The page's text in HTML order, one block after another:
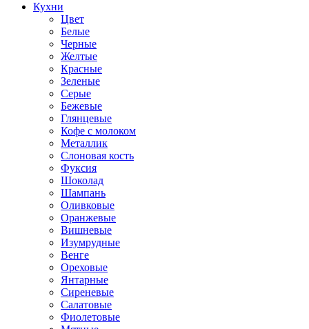
Кухни
Цвет
Белые
Черные
Желтые
Красные
Зеленые
Серые
Бежевые
Глянцевые
Кофе с молоком
Металлик
Слоновая кость
Фуксия
Шоколад
Шампань
Оливковые
Оранжевые
Вишневые
Изумрудные
Венге
Ореховые
Янтарные
Сиреневые
Салатовые
Фиолетовые